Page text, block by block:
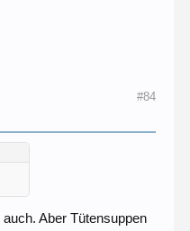
#84
Aber Tütensuppen